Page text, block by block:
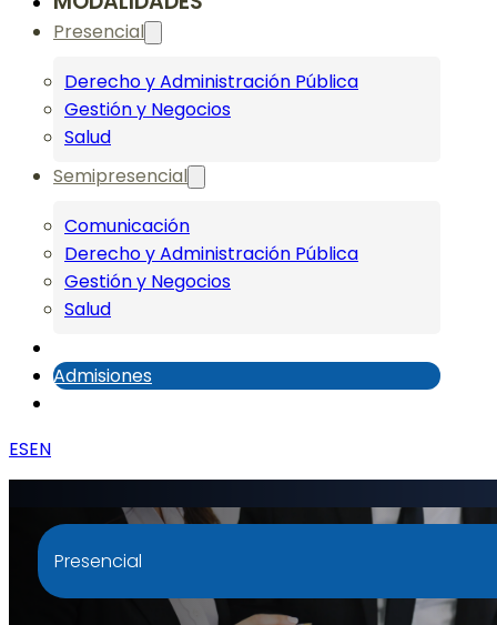
Presencial
Derecho y Administración Pública
Gestión y Negocios
Salud
Semipresencial
Comunicación
Derecho y Administración Pública
Gestión y Negocios
Salud
Admisiones
ESEN
Presencial